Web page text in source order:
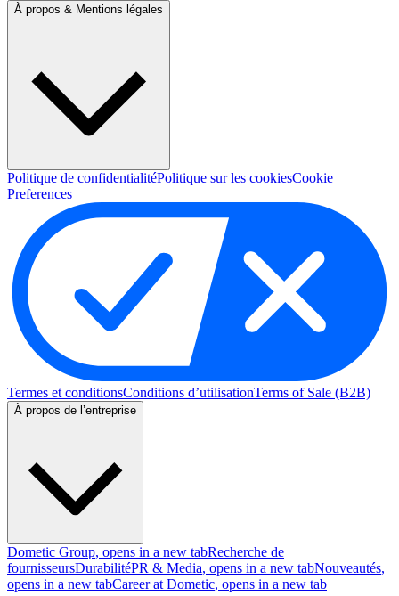
À propos & Mentions légales
Politique de confidentialitéPolitique sur les cookiesCookie
Preferences
Termes et conditionsConditions d’utilisationTerms of Sale (B2B)
À propos de l’entreprise
Dometic Group, opens in a new tabRecherche de
fournisseursDurabilitéPR & Media, opens in a new tabNouveautés,
opens in a new tabCareer at Dometic, opens in a new tab